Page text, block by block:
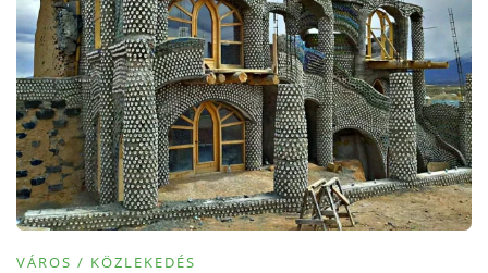
VÁROS / KÖZLEKEDÉS